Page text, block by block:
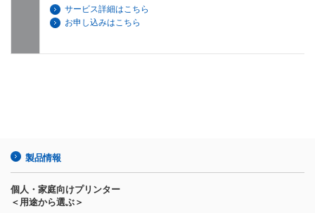
サービス詳細はこちら
お申し込みはこちら
製品情報
個人・家庭向けプリンター
＜用途から選ぶ＞